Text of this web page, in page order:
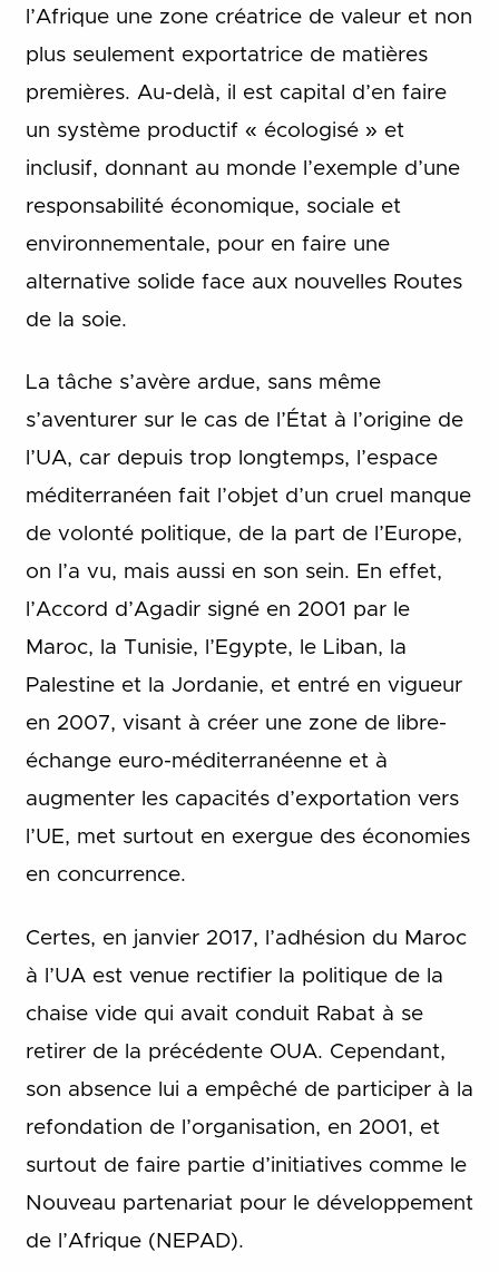
l’Afrique une zone créatrice de valeur et non
plus seulement exportatrice de matières
premières. Au-delà, il est capital d’en faire
un système productif « écologisé » et
inclusif, donnant au monde l’exemple d’une
responsabilité économique, sociale et
environnementale, pour en faire une
alternative solide face aux nouvelles Routes
de la soie.
La tâche s’avère ardue, sans même
s’aventurer sur le cas de l’État à l’origine de
l’UA, car depuis trop longtemps, l’espace
méditerranéen fait l’objet d’un cruel manque
de volonté politique, de la part de l’Europe,
on l’a vu, mais aussi en son sein. En effet,
l’Accord d’Agadir signé en 2001 par le
Maroc, la Tunisie, l’Egypte, le Liban, la
Palestine et la Jordanie, et entré en vigueur
en 2007, visant à créer une zone de libre-
échange euro-méditerranéenne et à
augmenter les capacités d’exportation vers
l’UE, met surtout en exergue des économies
en concurrence.
Certes, en janvier 2017, l’adhésion du Maroc
à l’UA est venue rectifier la politique de la
chaise vide qui avait conduit Rabat à se
retirer de la précédente OUA. Cependant,
son absence lui a empêché de participer à la
refondation de l’organisation, en 2001, et
surtout de faire partie d’initiatives comme le
Nouveau partenariat pour le développement
de l’Afrique (NEPAD).